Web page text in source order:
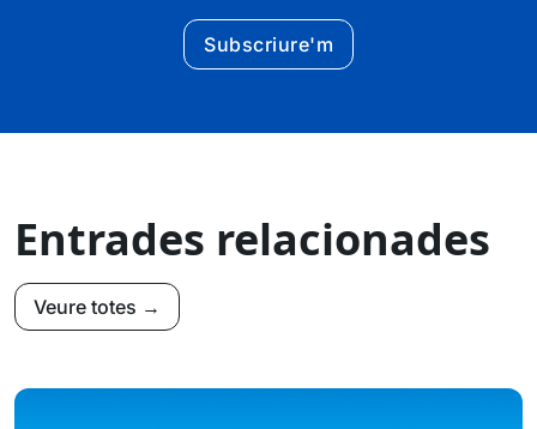
Subscriure'm
Entrades relacionades
Veure totes →